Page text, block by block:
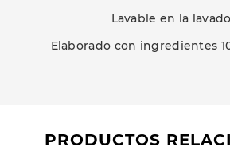
Lavable en la
Elaborado con ingredientes
PRODUCTOS